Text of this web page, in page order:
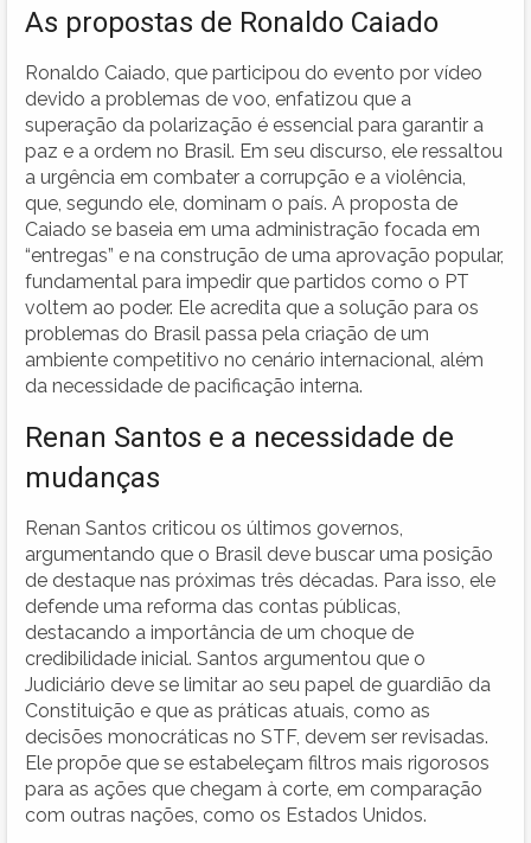
As propostas de Ronaldo Caiado
Ronaldo Caiado, que participou do evento por vídeo
devido a problemas de voo, enfatizou que a
superação da polarização é essencial para garantir a
paz e a ordem no Brasil. Em seu discurso, ele ressaltou
a urgência em combater a corrupção e a violência,
que, segundo ele, dominam o país. A proposta de
Caiado se baseia em uma administração focada em
“entregas” e na construção de uma aprovação popular,
fundamental para impedir que partidos como o PT
voltem ao poder. Ele acredita que a solução para os
problemas do Brasil passa pela criação de um
ambiente competitivo no cenário internacional, além
da necessidade de pacificação interna.
Renan Santos e a necessidade de
mudanças
Renan Santos criticou os últimos governos,
argumentando que o Brasil deve buscar uma posição
de destaque nas próximas três décadas. Para isso, ele
defende uma reforma das contas públicas,
destacando a importância de um choque de
credibilidade inicial. Santos argumentou que o
Judiciário deve se limitar ao seu papel de guardião da
Constituição e que as práticas atuais, como as
decisões monocráticas no STF, devem ser revisadas.
Ele propõe que se estabeleçam filtros mais rigorosos
para as ações que chegam à corte, em comparação
com outras nações, como os Estados Unidos.